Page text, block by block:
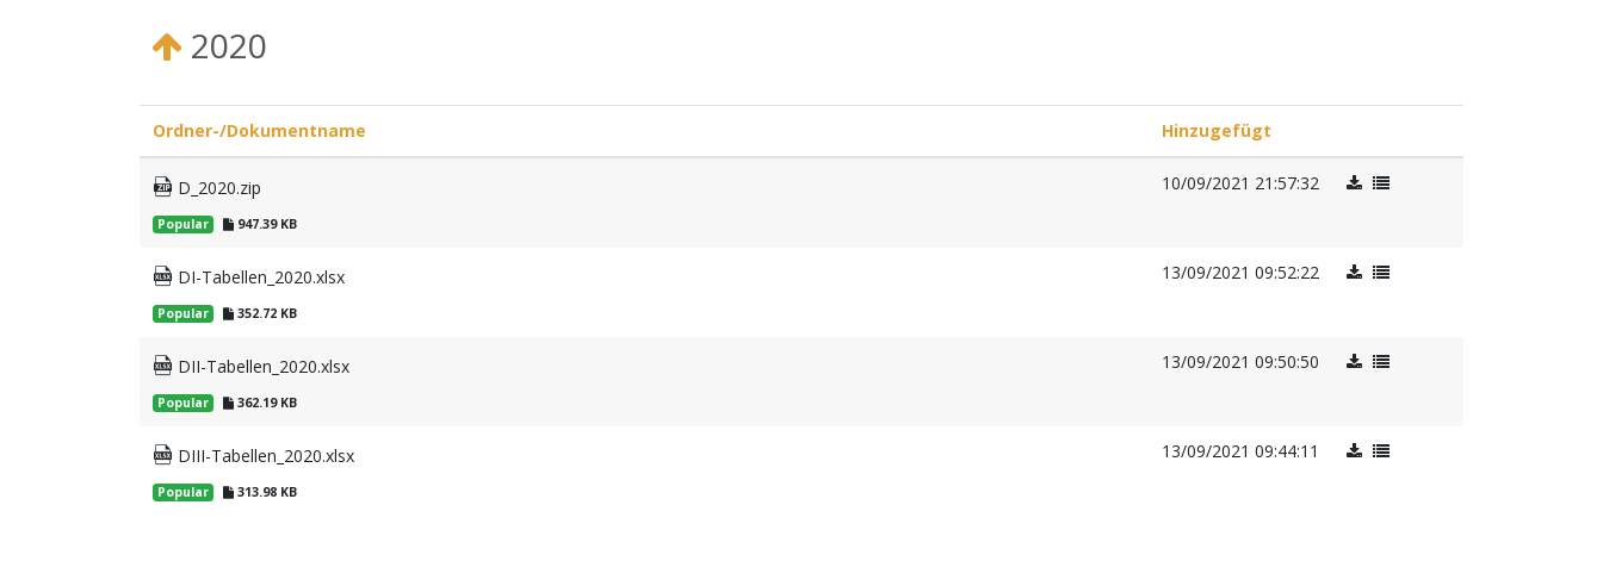
2020
Ordner-/Dokumentname Hinzugefügt
D_2020.zip
Popular 947.39 KB
10/09/2021 21:57:32
DI-Tabellen_2020.xlsx
Popular 352.72 KB
13/09/2021 09:52:22
DII-Tabellen_2020.xlsx
Popular 362.19 KB
13/09/2021 09:50:50
DIII-Tabellen_2020.xlsx
Popular 313.98 KB
13/09/2021 09:44:11